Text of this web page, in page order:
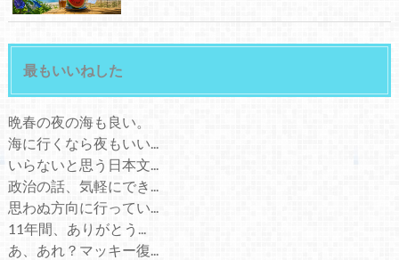
最もいいねした
晩春の夜の海も良い。
海に行くなら夜もいい...
いらないと思う日本文...
政治の話、気軽にでき...
思わぬ方向に行ってい...
11年間、ありがとう...
あ、あれ？マッキー復...